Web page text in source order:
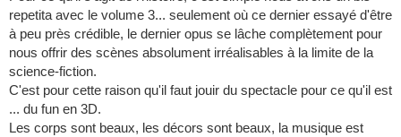
repetita avec le volume 3... seulement où ce dernier essayé d'être
à peu près crédible, le dernier opus se lâche complètement pour
nous offrir des scènes absolument irréalisables à la limite de la
science-fiction.
C'est pour cette raison qu'il faut jouir du spectacle pour ce qu'il est
... du fun en 3D.
Les corps sont beaux, les décors sont beaux, la musique est